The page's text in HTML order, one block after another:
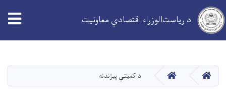
دانګل
د ریاست‌الوزراء اقتصادي معاونیت
کور کور د کمیتي پیژندنه